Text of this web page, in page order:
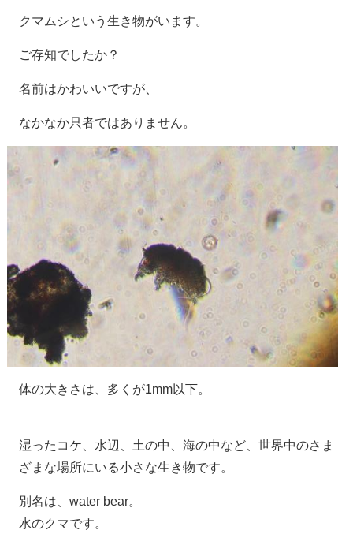
クマムシという生き物がいます。
ご存知でしたか？
名前はかわいいですが、
なかなか只者ではありません。
体の大きさは、多くが1mm以下。
湿ったコケ、水辺、土の中、海の中など、世界中のさま
ざまな場所にいる小さな生き物です。
別名は、water bear。
水のクマです。